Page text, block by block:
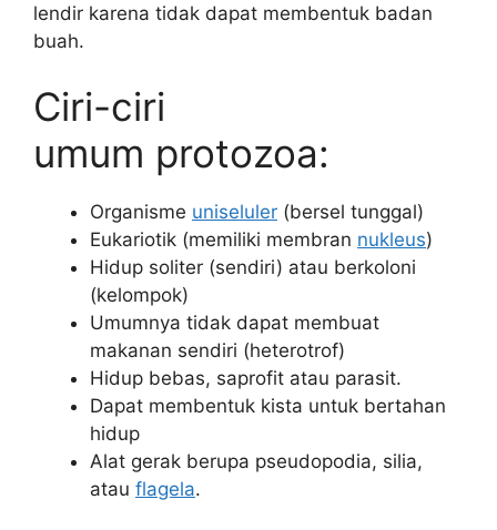
lendir karena tidak dapat membentuk badan
buah.
Ciri-ciri
umum protozoa:
Organisme uniseluler (bersel tunggal)
Eukariotik (memiliki membran nukleus)
Hidup soliter (sendiri) atau berkoloni
(kelompok)
Umumnya tidak dapat membuat
makanan sendiri (heterotrof)
Hidup bebas, saprofit atau parasit.
Dapat membentuk kista untuk bertahan
hidup
Alat gerak berupa pseudopodia, silia,
atau flagela.